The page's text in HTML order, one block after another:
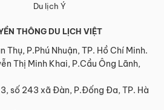
Du lịch Ý
THÔNG DU LỊCH VIỆT
Thụ, P.Phú Nhuận, TP. Hồ Chí Minh.
Thị Minh Khai, P.Cầu Ông Lãnh,
số 243 xã Đàn, P.Đống Đa, TP. Hà